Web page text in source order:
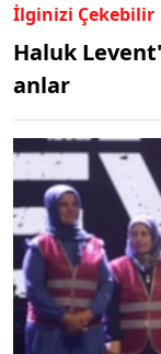
İlginizi Çekebilir
Haluk
anlar